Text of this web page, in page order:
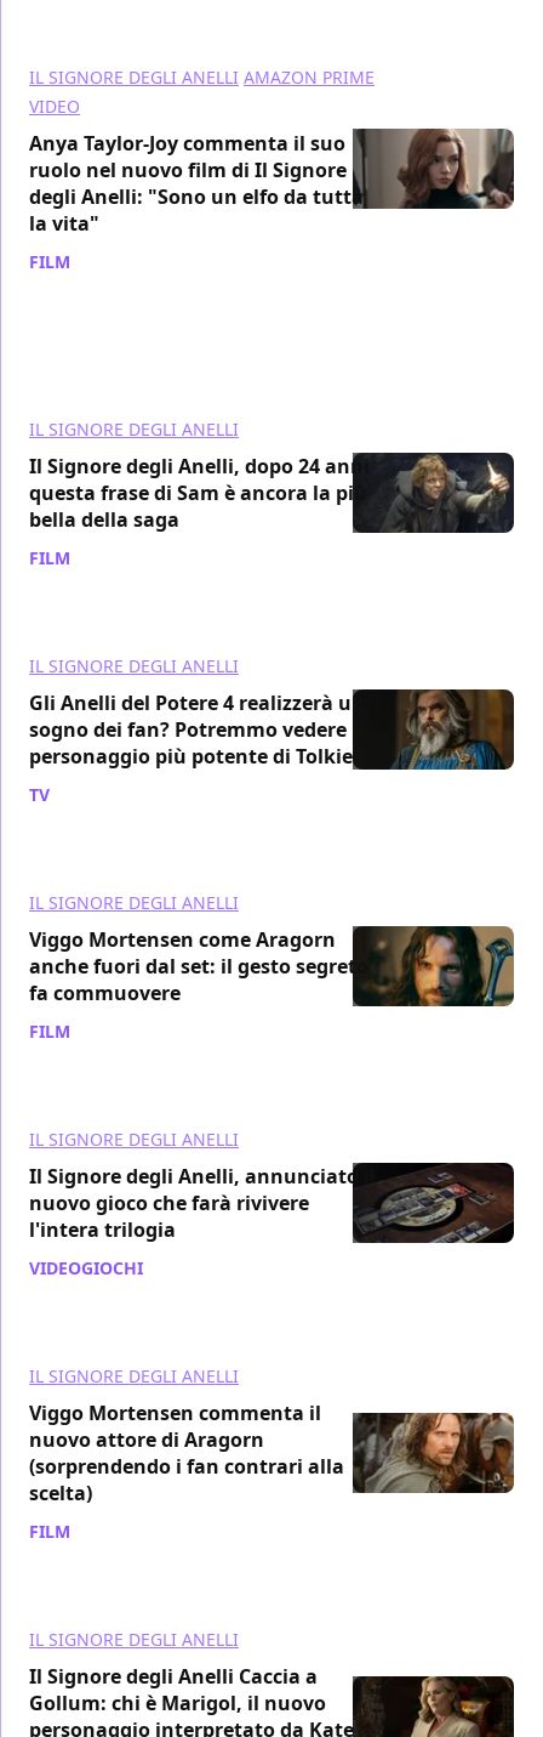
IL SIGNORE DEGLI ANELLI AMAZON PRIME
VIDEO
Anya Taylor-Joy commenta il suo
ruolo nel nuovo film di Il Signore
degli Anelli: "Sono un elfo da tutta
la vita"
FILM
IL SIGNORE DEGLI ANELLI
Il Signore degli Anelli, dopo 24 anni
questa frase di Sam è ancora la più
bella della saga
FILM
IL SIGNORE DEGLI ANELLI
Gli Anelli del Potere 4 realizzerà un
sogno dei fan? Potremmo vedere il
personaggio più potente di Tolkien
TV
IL SIGNORE DEGLI ANELLI
Viggo Mortensen come Aragorn
anche fuori dal set: il gesto segreto
fa commuovere
FILM
IL SIGNORE DEGLI ANELLI
Il Signore degli Anelli, annunciato il
nuovo gioco che farà rivivere
l'intera trilogia
VIDEOGIOCHI
IL SIGNORE DEGLI ANELLI
Viggo Mortensen commenta il
nuovo attore di Aragorn
(sorprendendo i fan contrari alla
scelta)
FILM
IL SIGNORE DEGLI ANELLI
Il Signore degli Anelli Caccia a
Gollum: chi è Marigol, il nuovo
personaggio interpretato da Kate